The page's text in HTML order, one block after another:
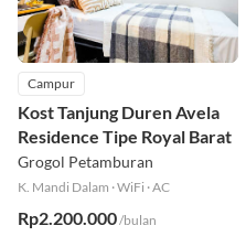
Campur
Kost Tanjung Duren Avela
Residence Tipe Royal Barat
Grogol Petamburan
K. Mandi Dalam ·WiFi ·AC
Rp2.200.000/bulan